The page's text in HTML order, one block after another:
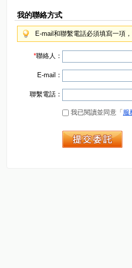
我的聯絡方式
E-mail和聯繫電話必須填寫一項
*聯絡人：
E-mail：
聯繫電話：
我已閱讀並同意「 服